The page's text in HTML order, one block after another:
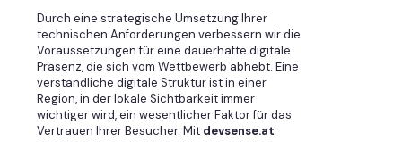
Durch eine strategische Umsetzung Ihrer
technischen Anforderungen verbessern wir die
Voraussetzungen für eine dauerhafte digitale
Präsenz, die sich vom Wettbewerb abhebt. Eine
verständliche digitale Struktur ist in einer
Region, in der lokale Sichtbarkeit immer
wichtiger wird, ein wesentlicher Faktor für das
Vertrauen Ihrer Besucher. Mit devsense.at